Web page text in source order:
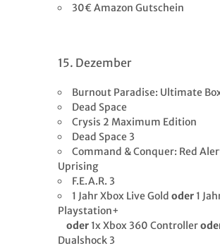
30€ Amazon Gutschein
15. Dezember
Burnout Paradise: Ultimate
Dead Space
Crysis 2 Maximum Edition
Dead Space 3
Command & Conquer: Red
Uprising
F.E.A.R. 3
1 Jahr Xbox Live Gold oder 1
Playstation+
oder 1x Xbox 360 Controller
Dualshock 3